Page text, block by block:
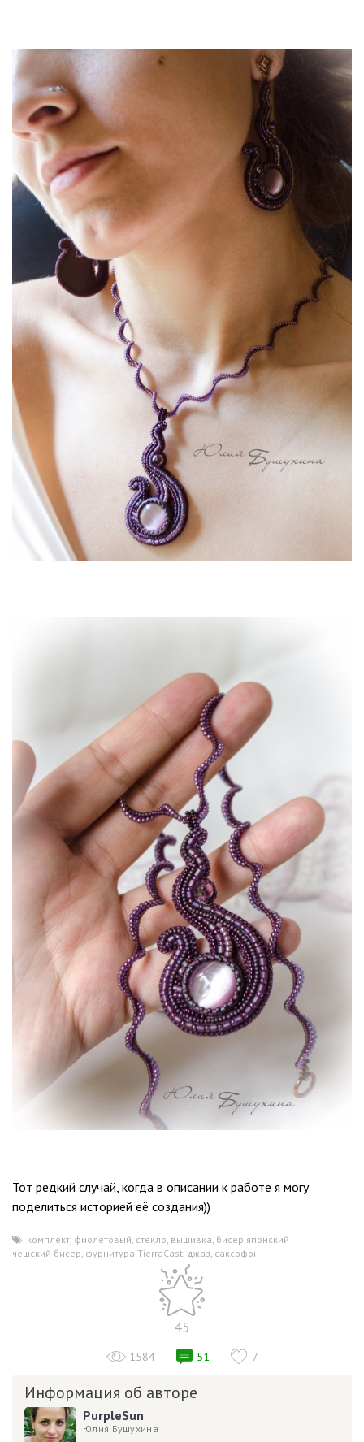
Тот редкий случай, когда в описании к работе я могу
поделиться историей её создания))
комплект фиолетовый стекло вышивка бисер японский
чешский бисер фурнитура TierraCast джаз саксофон
45
1584 51 7
Информация об авторе
PurpleSun
Юлия Бушухина